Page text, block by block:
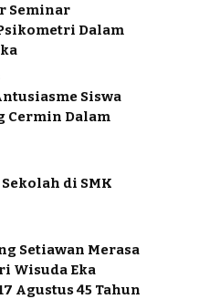
Seminar
Dalam
Siswa
Cermin Dalam
di SMK
Setiawan Merasa
Wisuda Eka
Agustus 45 Tahun